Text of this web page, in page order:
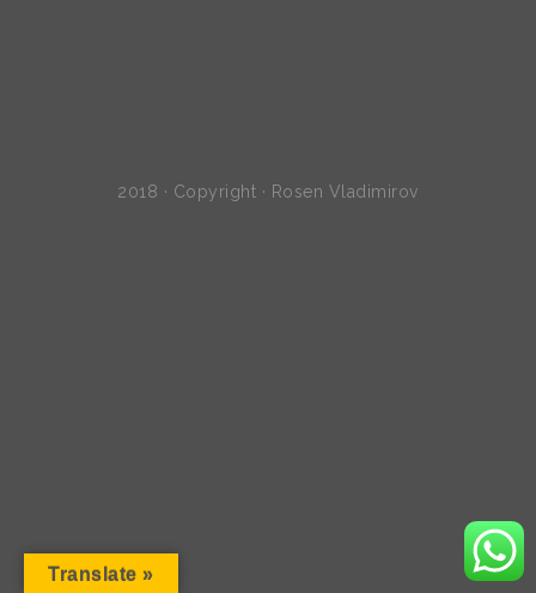
2018 · Copyright · Rosen Vladimirov
Translate »